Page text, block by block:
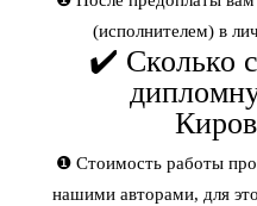
(исполнителем) в
✔️ Сколько
❶ Стоимость работы
нашими авторами, для